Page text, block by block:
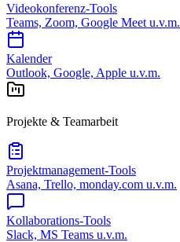
Videokonferenz-Tools
Teams, Zoom, Google Meet u.v.m.
Kalender
Outlook, Google, Apple u.v.m.
Projekte & Teamarbeit
Projektmanagement-Tools
Asana, Trello, monday.com u.v.m.
Kollaborations-Tools
Slack, MS Teams u.v.m.